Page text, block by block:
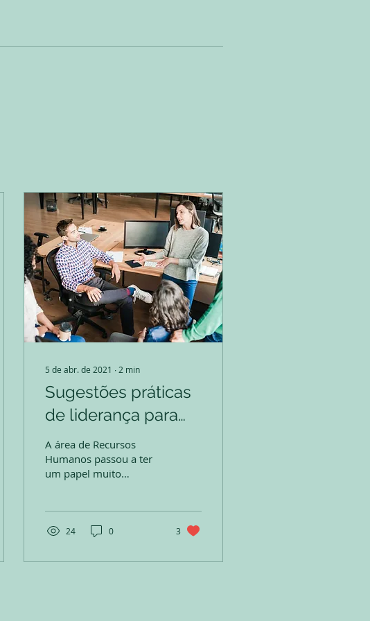
5 de abr. de 2021 ∙ 2 min
Sugestões práticas
de liderança para
gerar maior
comprometimento
e produtividade na
empresa
A área de Recursos
Humanos passou a ter
um papel muito
há pessoas...
24 0 3